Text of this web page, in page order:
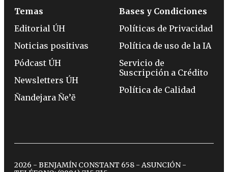
Temas
Editorial ÚH
Noticias positivas
Pódcast ÚH
Newsletters ÚH
Ñandejara Ñe’ẽ
Bases y Condiciones
Políticas de Privacidad
Política de uso de la IA
Servicio de
Suscripción a Crédito
Política de Calidad
2026 - BENJAMÍN CONSTANT 658 - ASUNCIÓN -